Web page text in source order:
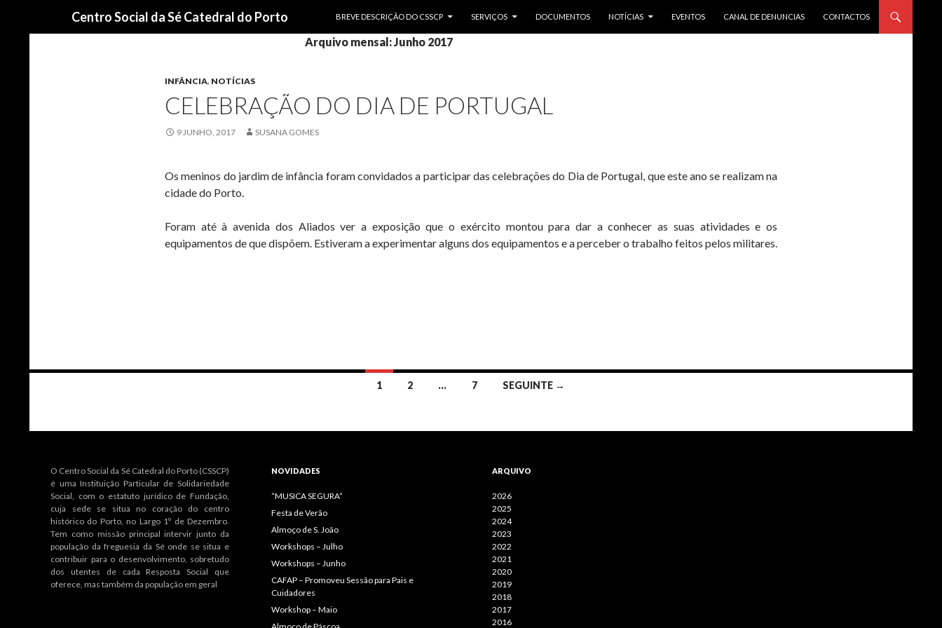
Centro Social da Sé Catedral do Porto
BREVE DESCRIÇÃO DO CSSCP
SERVIÇOS DOCUMENTOS NOTÍCIAS EVENTOS CANAL DE DENUNCIAS CONTACTOS
Arquivo mensal: Junho 2017
INFÂNCIA, NOTÍCIAS
CELEBRAÇÃO DO DIA DE PORTUGAL
9 JUNHO, 2017 SUSANA GOMES
Os meninos do jardim de infância foram convidados a participar das celebrações do Dia de Portugal, que este ano se realizam na
cidade do Porto.
Foram até à avenida dos Aliados ver a exposição que o exército montou para dar a conhecer as suas atividades e os
equipamentos de que dispõem. Estiveram a experimentar alguns dos equipamentos e a perceber o trabalho feitos pelos militares.
artigos
1 2 … 7 SEGUINTE →
O Centro Social da Sé Catedral do Porto (CSSCP)
é uma Instituição Particular de Solidariedade
Social, com o estatuto jurídico de Fundação,
cuja sede se situa no coração do centro
histórico do Porto, no Largo 1º de Dezembro.
Tem como missão principal intervir junto da
população da freguesia da Sé onde se situa e
contribuir para o desenvolvimento, sobretudo
dos utentes de cada Resposta Social que
oferece, mas também da população em geral
NOVIDADES
“MUSICA SEGURA”
Festa de Verão
Almoço de S. João
Workshops – Julho
Workshops – Junho
CAFAP – Promoveu Sessão para Pais e
Cuidadores
Workshop – Maio
ARQUIVO
2026
2025
2024
2023
2022
2021
2020
2019
2018
2017
2016